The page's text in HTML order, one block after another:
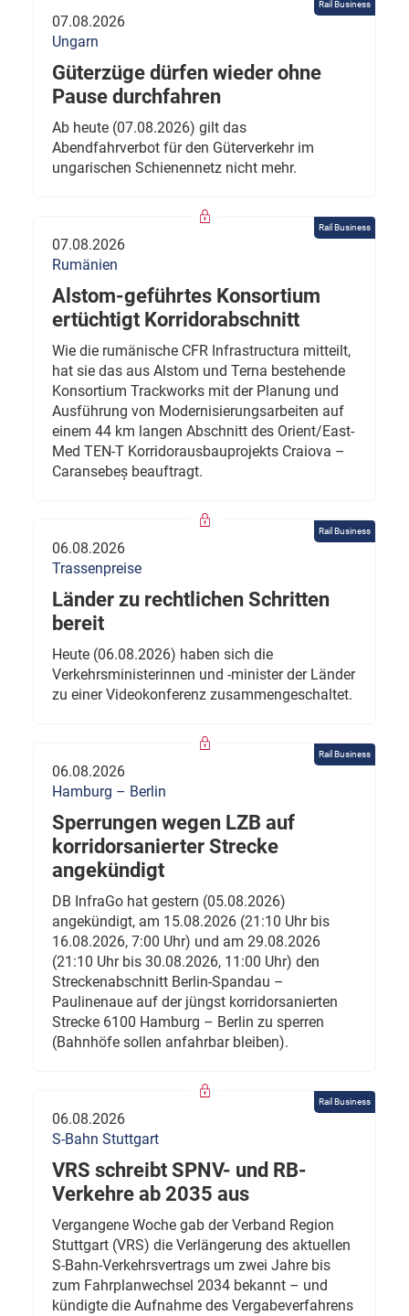
Rail Business
07.08.2026
Ungarn
Güterzüge dürfen wieder ohne
Pause durchfahren
Ab heute (07.08.2026) gilt das
Abendfahrverbot für den Güterverkehr im
ungarischen Schienennetz nicht mehr.
Rail Business
07.08.2026
Rumänien
Alstom-geführtes Konsortium
ertüchtigt Korridorabschnitt
Wie die rumänische CFR Infrastructura mitteilt,
hat sie das aus Alstom und Terna bestehende
Konsortium Trackworks mit der Planung und
Ausführung von Modernisierungsarbeiten auf
einem 44 km langen Abschnitt des Orient/East-
Med TEN-T Korridorausbauprojekts Craiova –
Caransebeș beauftragt.
Rail Business
06.08.2026
Trassenpreise
Länder zu rechtlichen Schritten
bereit
Heute (06.08.2026) haben sich die
Verkehrsministerinnen und -minister der Länder
zu einer Videokonferenz zusammengeschaltet.
Rail Business
06.08.2026
Hamburg – Berlin
Sperrungen wegen LZB auf
korridorsanierter Strecke
angekündigt
DB InfraGo hat gestern (05.08.2026)
angekündigt, am 15.08.2026 (21:10 Uhr bis
16.08.2026, 7:00 Uhr) und am 29.08.2026
(21:10 Uhr bis 30.08.2026, 11:00 Uhr) den
Streckenabschnitt Berlin-Spandau –
Paulinenaue auf der jüngst korridorsanierten
Strecke 6100 Hamburg – Berlin zu sperren
(Bahnhöfe sollen anfahrbar bleiben).
Rail Business
06.08.2026
S-Bahn Stuttgart
VRS schreibt SPNV- und RB-
Verkehre ab 2035 aus
Vergangene Woche gab der Verband Region
Stuttgart (VRS) die Verlängerung des aktuellen
S-Bahn-Verkehrsvertrags um zwei Jahre bis
zum Fahrplanwechsel 2034 bekannt – und
kündigte die Aufnahme des Vergabeverfahrens